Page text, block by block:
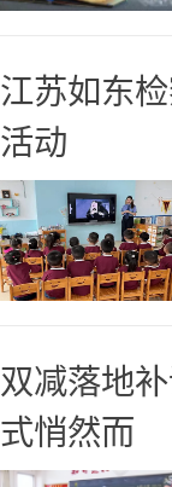
江苏如东
活动
双减落地
式悄然而